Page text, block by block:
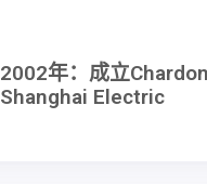
2002年：成立Chardon
Shanghai Electric